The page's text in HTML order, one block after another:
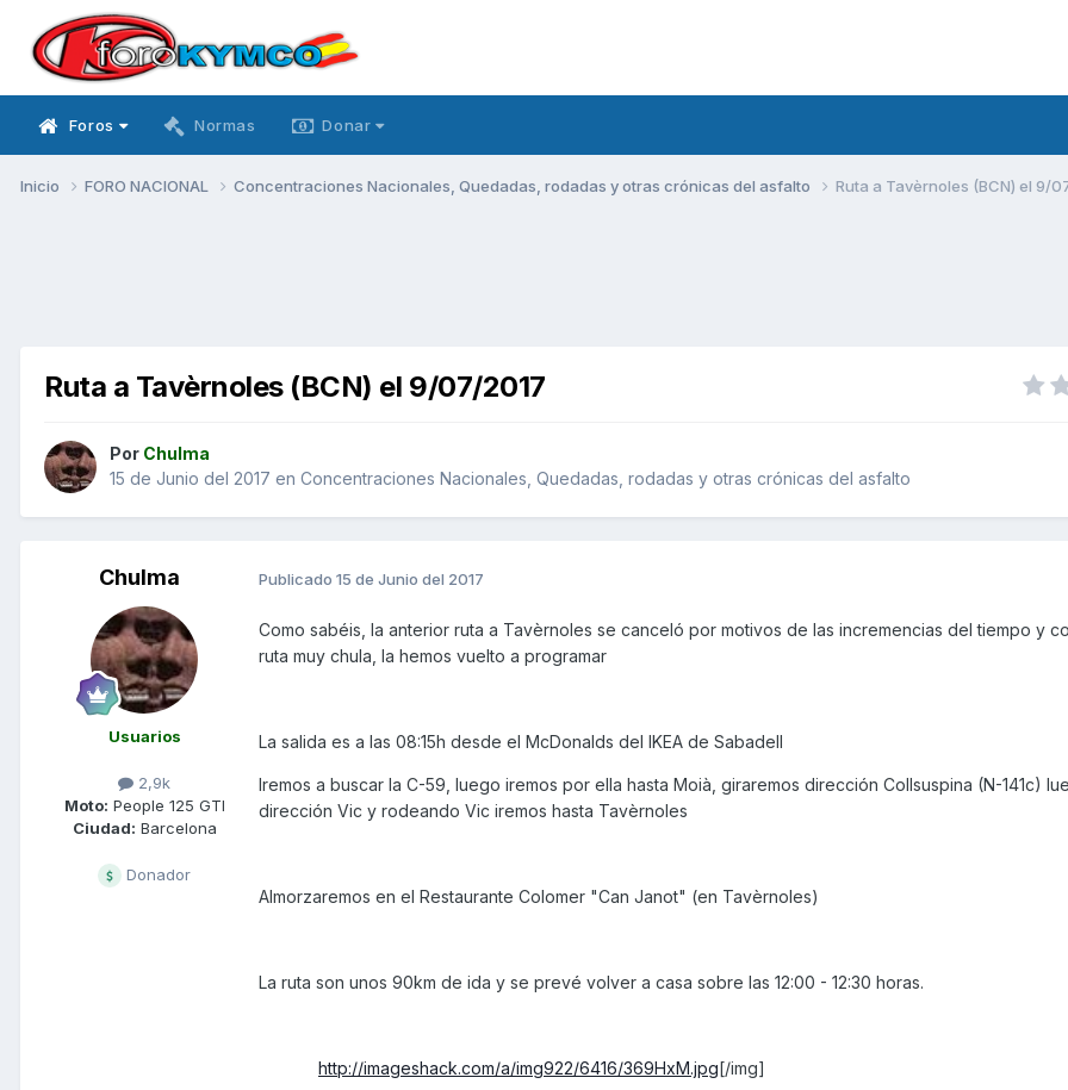
Foros Normas Donar
Inicio FORO NACIONAL Concentraciones Nacionales, Quedadas, rodadas y otras crónicas del asfalto Ruta a Tavèrnoles (BCN) el 9/
Ruta a Tavèrnoles (BCN) el 9/07/2017
Por Chulma
15 de Junio del 2017 en Concentraciones Nacionales, Quedadas, rodadas y otras crónicas del asfalto
Chulma
Usuarios
2,9k
Moto: People 125 GTI
Ciudad: Barcelona
Donador
Publicado 15 de Junio del 2017
Como sabéis, la anterior ruta a Tavèrnoles se canceló por motivos de las incremencias del tiempo y
ruta muy chula, la hemos vuelto a programar
La salida es a las 08:15h desde el McDonalds del IKEA de Sabadell
Iremos a buscar la C-59, luego iremos por ella hasta Moià, giraremos dirección Collsuspina (N-141c)
dirección Vic y rodeando Vic iremos hasta Tavèrnoles
Almorzaremos en el Restaurante Colomer "Can Janot" (en Tavèrnoles)
La ruta son unos 90km de ida y se prevé volver a casa sobre las 12:00 - 12:30 horas.
http://imageshack.com/a/img922/6416/369HxM.jpg[/img]